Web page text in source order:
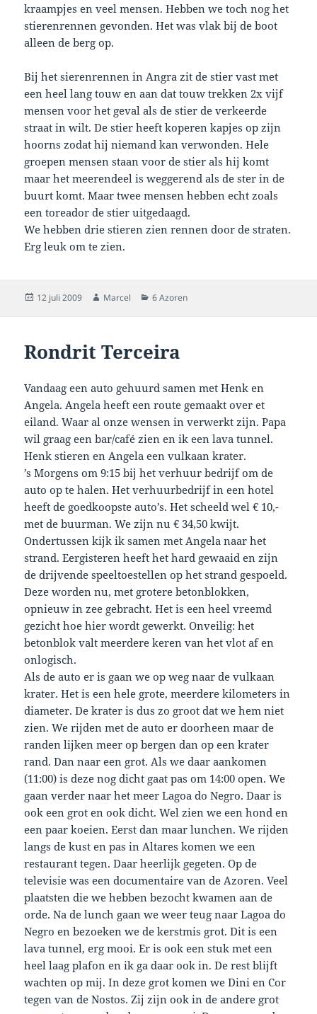
kraampjes en veel mensen. Hebben we toch nog het
stierenrennen gevonden. Het was vlak bij de boot
alleen de berg op.
Bij het sierenrennen in Angra zit de stier vast met
een heel lang touw en aan dat touw trekken 2x vijf
mensen voor het geval als de stier de verkeerde
straat in wilt. De stier heeft koperen kapjes op zijn
hoorns zodat hij niemand kan verwonden. Hele
groepen mensen staan voor de stier als hij komt
maar het meerendeel is weggerend als de ster in de
buurt komt. Maar twee mensen hebben echt zoals
een toreador de stier uitgedaagd.
We hebben drie stieren zien rennen door de straten.
Erg leuk om te zien.
Geplaatst
12 juli 2009 Auteur
Marcel Categorieën
6 Azoren
Rondrit Terceira
Vandaag een auto gehuurd samen met Henk en
Angela. Angela heeft een route gemaakt over et
eiland. Waar al onze wensen in verwerkt zijn. Papa
wil graag een bar/café zien en ik een lava tunnel.
Henk stieren en Angela een vulkaan krater.
’s Morgens om 9:15 bij het verhuur bedrijf om de
auto op te halen. Het verhuurbedrijf in een hotel
heeft de goedkoopste auto’s. Het scheeld wel € 10,-
met de buurman. We zijn nu € 34,50 kwijt.
Ondertussen kijk ik samen met Angela naar het
strand. Eergisteren heeft het hard gewaaid en zijn
de drijvende speeltoestellen op het strand gespoeld.
Deze worden nu, met grotere betonblokken,
opnieuw in zee gebracht. Het is een heel vreemd
gezicht hoe hier wordt gewerkt. Onveilig: het
betonblok valt meerdere keren van het vlot af en
onlogisch.
Als de auto er is gaan we op weg naar de vulkaan
krater. Het is een hele grote, meerdere kilometers in
diameter. De krater is dus zo groot dat we hem niet
zien. We rijden met de auto er doorheen maar de
randen lijken meer op bergen dan op een krater
rand. Dan naar een grot. Als we daar aankomen
(11:00) is deze nog dicht gaat pas om 14:00 open. We
gaan verder naar het meer Lagoa do Negro. Daar is
ook een grot en ook dicht. Wel zien we een hond en
een paar koeien. Eerst dan maar lunchen. We rijden
langs de kust en pas in Altares komen we een
restaurant tegen. Daar heerlijk gegeten. Op de
televisie was een documentaire van de Azoren. Veel
plaatsten die we hebben bezocht kwamen aan de
orde. Na de lunch gaan we weer teug naar Lagoa do
Negro en bezoeken we de kerstmis grot. Dit is een
lava tunnel, erg mooi. Er is ook een stuk met een
heel laag plafon en ik ga daar ook in. De rest blijft
wachten op mij. In deze grot komen we Dini en Cor
tegen van de Nostos. Zij zijn ook in de andere grot